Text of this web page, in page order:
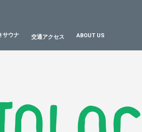
サウナ 交通アクセス ABOUT US